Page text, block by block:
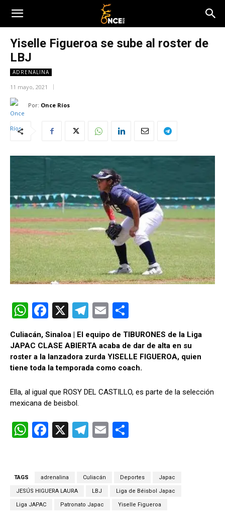
Yiselle Figueroa se sube al roster de
LBJ
ADRENALINA
11 mayo, 2021
Por: Once Ríos
W
h
at
s
A
p
p
F
a
ce
b
o
o
k
X
T
el
e
gr
a
m
E
m
ail
o
m
p
ar
tir
Culiacán, Sinaloa | El equipo de TIBURONES de la Liga
JAPAC CLASE ABIERTA acaba de dar de alta en su
roster a la lanzadora zurda YISELLE FIGUEROA, quien
tiene toda la temporada como coach.
Ella, al igual que ROSY DEL CASTILLO, es parte de la selección
mexicana de beisbol.
W
A
p
F
b
o
X
T
gr
a
m
E
p
ar
tir
TAGS adrenalina Culiacán Deportes Japac
JESÚS HIGUERA LAURA LBJ Liga de Béisbol Japac
Liga JAPAC Patronato Japac Yiselle Figueroa